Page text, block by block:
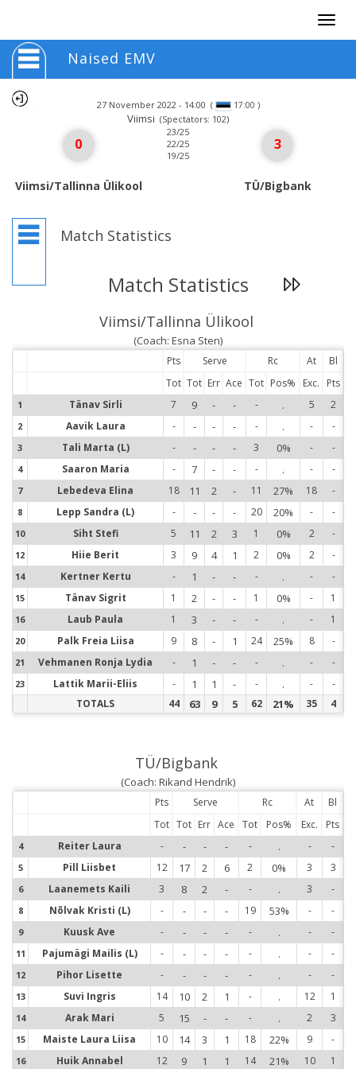
Naised EMV
27 November 2022 - 14:00 ( 17:00 )
Viimsi (Spectators: 102)
0
Viimsi/Tallinna Ülikool
23/25
22/25
19/25
3
TÜ/Bigbank
Match Statistics
Match Statistics
Viimsi/Tallinna Ülikool
(Coach: Esna Sten)
Pts Serve Rc At
Bl
Tot Tot Err Ace Tot Pos% Exc. Pts
1 Tänav Sirli 7 9 - - - . 5 2
2 Aavik Laura - - - - - . - -
3 Tali Marta (L) - - - - 3 0% - -
4 Saaron Maria - 7 - - - . - -
7 Lebedeva Elina 18 11 2 - 11 27% 18 -
8 Lepp Sandra (L) - - - - 20 20% - -
10 Siht Stefi 5 11 2 3 1 0% 2 -
12 Hiie Berit 3 9 4 1 2 0% 2 -
14 Kertner Kertu - 1 - - - . - -
15 Tänav Sigrit 1 2 - - 1 0% - 1
16 Laub Paula 1 3 - - - . - 1
20 Palk Freia Liisa 9 8 - 1 24 25% 8 -
21 Vehmanen Ronja Lydia - 1 - - - . - -
23 Lattik Marii-Eliis - 1 1 - - . -
-
TOTALS
44 63 9 5 62 21% 35 4
TÜ/Bigbank
(Coach: Rikand Hendrik)
Pts Serve Rc At
Bl
Tot Tot Err Ace Tot Pos% Exc. Pts
4 Reiter Laura - - - - - . - -
5 Pill Liisbet 12 17 2 6 2 0% 3 3
6 Laanemets Kaili 3 8 2 - - . 3 -
8 Nõlvak Kristi (L) - - - - 19 53% - -
9 Kuusk Ave - - - - - . - -
11 Pajumägi Mailis (L) - - - - - . - -
12 Pihor Lisette - - - - - . - -
13 Suvi Ingris 14 10 2 1 - . 12 1
14 Arak Mari 5 15 - - - . 2 3
15 Maiste Laura Liisa 10 14 3 1 18 22% 9 -
16 Huik Annabel 12 9 1 1 14 21% 10 1